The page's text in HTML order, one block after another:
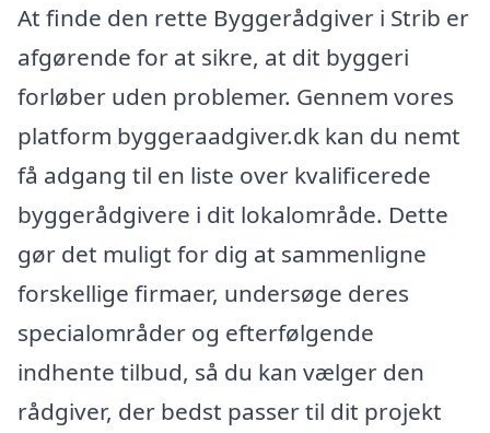
At finde den rette Byggerådgiver i Strib er
afgørende for at sikre, at dit byggeri
forløber uden problemer. Gennem vores
platform byggeraadgiver.dk kan du nemt
få adgang til en liste over kvalificerede
byggerådgivere i dit lokalområde. Dette
gør det muligt for dig at sammenligne
forskellige firmaer, undersøge deres
specialområder og efterfølgende
indhente tilbud, så du kan vælger den
rådgiver, der bedst passer til dit projekt